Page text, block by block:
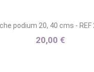
podium 20, 40 cms - REF
20,00 €